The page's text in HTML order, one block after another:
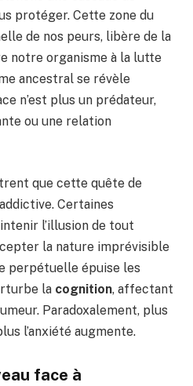
protéger. Cette zone du
de nos peurs, libère de la
notre organisme à la lutte
ancestral se révèle
n’est plus un prédateur,
ou une relation
que cette quête de
Certaines
l’illusion de tout
la nature imprévisible
perpétuelle épuise les
la cognition, affectant
Paradoxalement, plus
l’anxiété augmente.
face à